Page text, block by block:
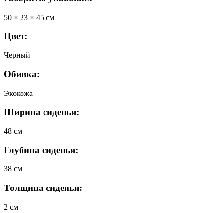
50 × 23 × 45 см
Цвет:
Черный
Обивка:
Экокожа
Ширина сиденья:
48 см
Глубина сиденья:
38 см
Толщина сиденья:
2 см